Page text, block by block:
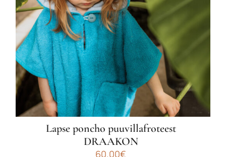
tootelehel.
Lapse poncho puuvillafroteest
DRAAKON
60.00€